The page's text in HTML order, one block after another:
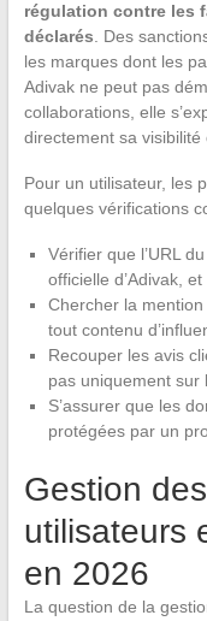
régulation contre les
déclarés . Des
les marques dont les
Adivak ne peut pas
collaborations, elle
directement sa visibilité
Pour un utilisateur, les
quelques vérifications
Vérifier que l’URL
officielle d’Adivak,
Chercher la
tout contenu
Recouper les avis
pas uniquement sur
S’assurer que les
protégées par un
Gestion
utilisateurs
en 2026
La question de la